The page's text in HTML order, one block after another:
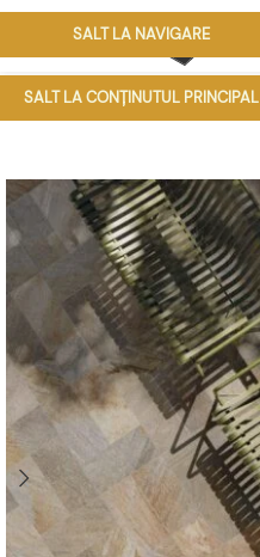
SALT LA NAVIGARE
SALT LA CONȚINUTUL PRINCIPAL